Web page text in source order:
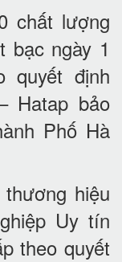
lượng
bạc ngày 1
quyết định
Hatap bảo
Phố Hà
hiệu
Uy tín
theo quyết